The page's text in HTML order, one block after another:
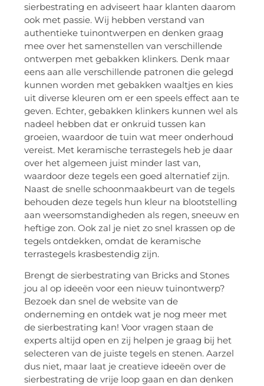
sierbestrating en adviseert haar klanten daarom
ook met passie. Wij hebben verstand van
authentieke tuinontwerpen en denken graag
mee over het samenstellen van verschillende
ontwerpen met gebakken klinkers. Denk maar
eens aan alle verschillende patronen die gelegd
kunnen worden met gebakken waaltjes en kies
uit diverse kleuren om er een speels effect aan te
geven. Echter, gebakken klinkers kunnen wel als
nadeel hebben dat er onkruid tussen kan
groeien, waardoor de tuin wat meer onderhoud
vereist. Met keramische terrastegels heb je daar
over het algemeen juist minder last van,
waardoor deze tegels een goed alternatief zijn.
Naast de snelle schoonmaakbeurt van de tegels
behouden deze tegels hun kleur na blootstelling
aan weersomstandigheden als regen, sneeuw en
heftige zon. Ook zal je niet zo snel krassen op de
tegels ontdekken, omdat de keramische
terrastegels krasbestendig zijn.
Brengt de sierbestrating van Bricks and Stones
jou al op ideeën voor een nieuw tuinontwerp?
Bezoek dan snel de website van de
onderneming en ontdek wat je nog meer met
de sierbestrating kan! Voor vragen staan de
experts altijd open en zij helpen je graag bij het
selecteren van de juiste tegels en stenen. Aarzel
dus niet, maar laat je creatieve ideeën over de
sierbestrating de vrije loop gaan en dan denken